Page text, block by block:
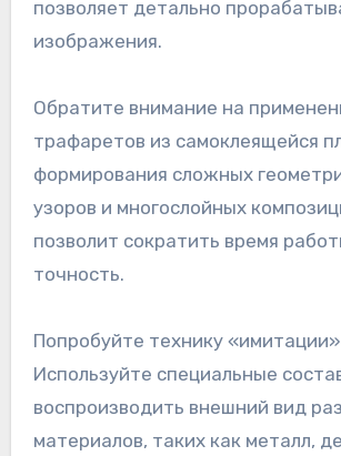
позволяет детально
изображения.
Обратите внимание на
трафаретов из самоклеящейся
формирования сложных
узоров и многослойных
позволит сократить время
точность.
Попробуйте технику
Используйте специальные
воспроизводить внешний вид
материалов, таких как металл,